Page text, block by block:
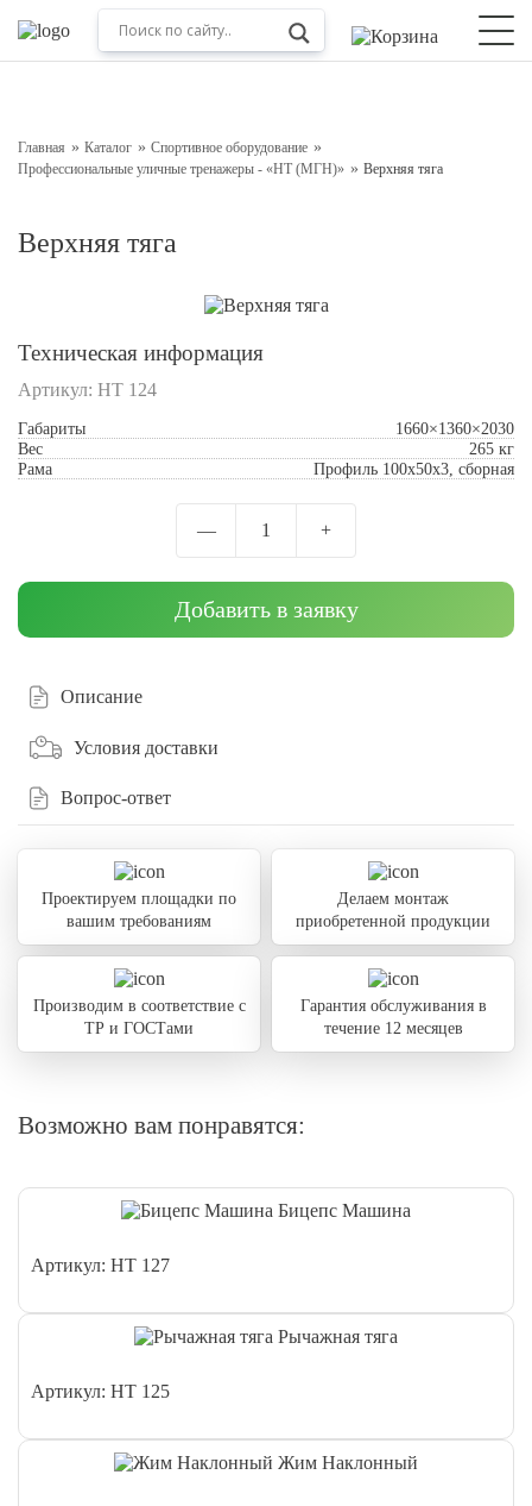
Главная Каталог
Спортивное оборудование
Профессиональные уличные тренажеры - «НТ (МГН)»
Верхняя тяга
Верхняя тяга
Техническая информация
Артикул: HT 124
Габариты
1660×1360×2030
Вес
265 кг
Рама
Профиль 100х50х3, сборная
— 1 +
Добавить в заявку
Описание
Условия доставки
Вопрос-ответ
Проектируем площадки по
вашим требованиям
Делаем монтаж
приобретенной продукции
Производим в соответствие с
ТР и ГОСТами
Гарантия обслуживания в
течение 12 месяцев
Возможно вам понравятся:
Бицепс Машина
Артикул: HT 127
Рычажная тяга
Артикул: HT 125
Жим Наклонный
Оставьте заявку на консультацию
Подтверждаю свое согласие с
Обработкой
Отправить